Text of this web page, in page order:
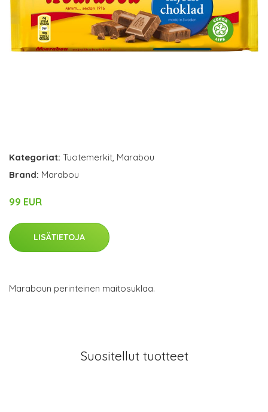
Kategoriat: Tuotemerkit, Marabou
Brand: Marabou
99 EUR
LISÄTIETOJA
Maraboun perinteinen maitosuklaa.
Suositellut tuotteet